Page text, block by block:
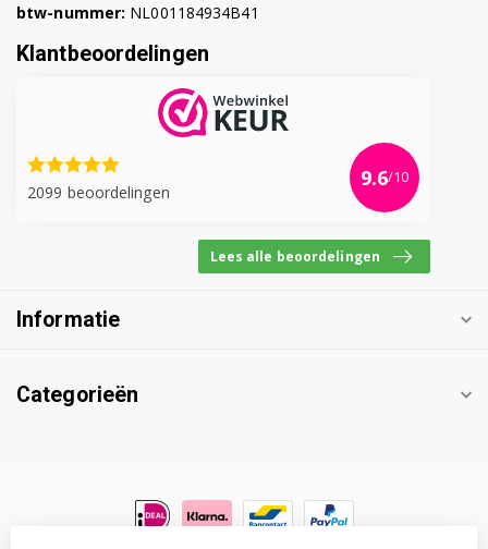
btw-nummer: NL001184934B41
Klantbeoordelingen
2099 beoordelingen
9.6/10
Lees alle beoordelingen
Informatie
Categorieën